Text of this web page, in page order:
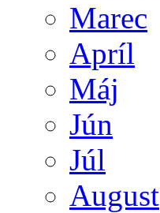
Marec
Apríl
Máj
Jún
Júl
August